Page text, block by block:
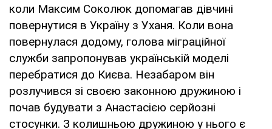
коли Максим Соколюк допомагав дівчині
повернутися в Україну з Уханя. Коли вона
повернулася додому, голова міграційної
служби запропонував українській моделі
перебратися до Києва. Незабаром він
розлучився зі своєю законною дружиною і
почав будувати з Анастасією серйозні
стосунки. З колишньою дружиною у нього є